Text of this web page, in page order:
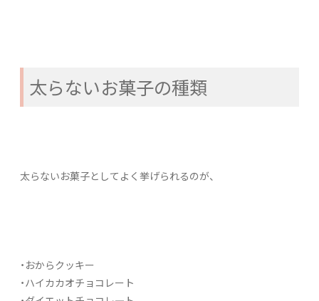
太らないお菓子の種類
太らないお菓子としてよく挙げられるのが、
・おからクッキー
・ハイカカオチョコレート